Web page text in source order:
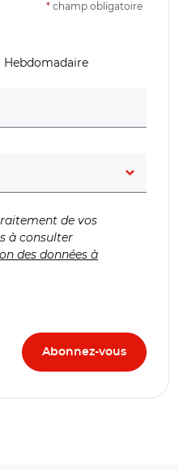
* champ obligatoire
Hebdomadaire
obligatoire)
de vos
à consulter
des données à